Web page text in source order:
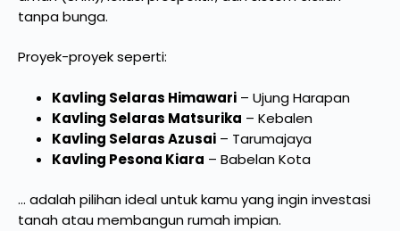
tanpa bunga.
Proyek-proyek seperti:
Kavling Selaras Himawari– Ujung Harapan
Kavling Selaras Matsurika – Kebalen
Kavling Selaras Azusai– Tarumajaya
Kavling Pesona Kiara – Babelan Kota
… adalah pilihan ideal untuk kamu yang ingin investasi
tanah atau membangun rumah impian.